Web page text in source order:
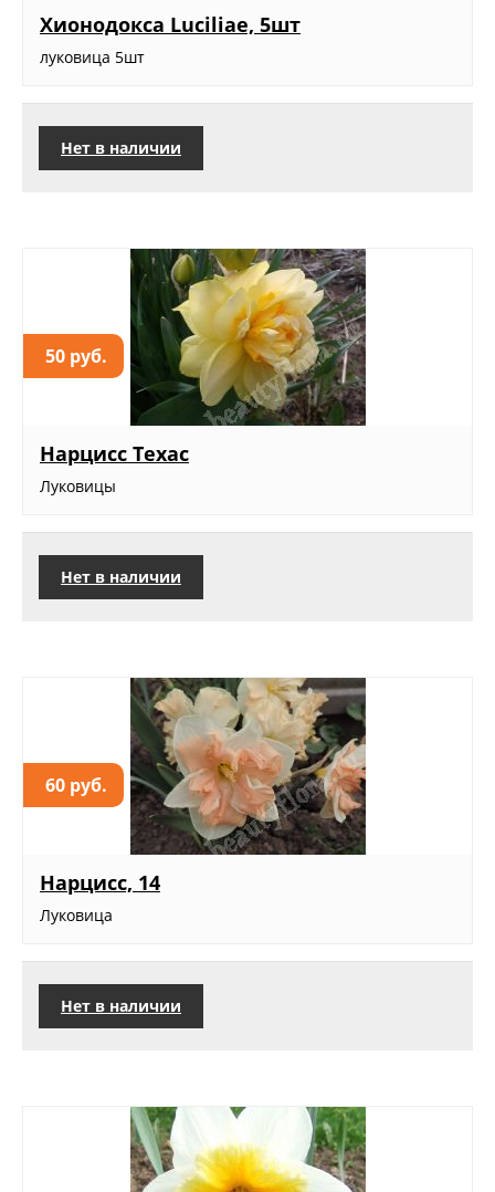
Хионодокса Luciliae, 5шт
луковица 5шт
Нет в наличии
50 руб.
Нарцисс Техас
Луковицы
Нет в наличии
60 руб.
Нарцисс, 14
Луковица
Нет в наличии